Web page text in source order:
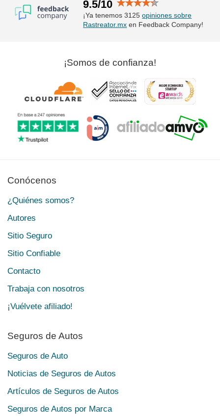
9.5/10
¡Ya tenemos 3125opiniones sobre
Rastreator.mx en Feedback Company!
¡Somos de confianza!
Conócenos
¿Quiénes somos?
Autores
Sitio Seguro
Sitio Confiable
Contacto
Trabaja con nosotros
¡Vuélvete afiliado!
Seguros de Autos
Seguros de Auto
Noticias de Seguros de Autos
Artículos de Seguros de Autos
Seguros de Autos por Marca